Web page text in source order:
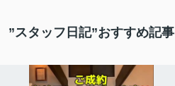
”スタッフ日記”おすすめ記事